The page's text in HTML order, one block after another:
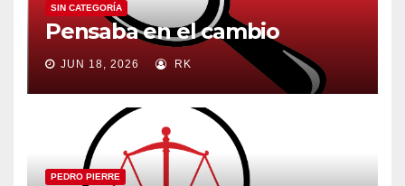
SIN CATEGORÍA
Pensaba en el cambio
JUN 18, 2026 RK
PEDRO PIERRE